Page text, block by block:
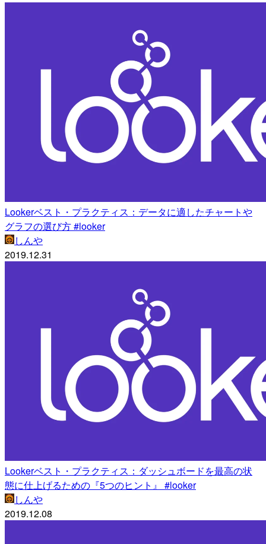
Lookerベスト・プラクティス：データに適したチャートや
グラフの選び方 #looker
しんや
2019.12.31
Lookerベスト・プラクティス：ダッシュボードを最高の状
態に仕上げるための『5つのヒント』 #looker
しんや
2019.12.08